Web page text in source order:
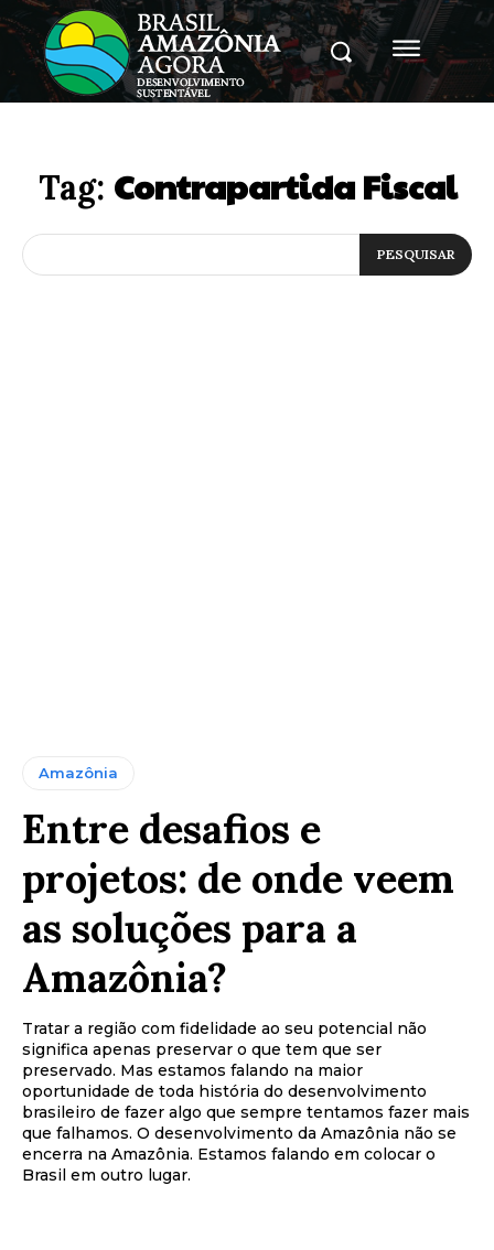
Tag: Contrapartida Fiscal
PESQUISAR
Amazônia
Entre desafios e
projetos: de onde veem
as soluções para a
Amazônia?
Tratar a região com fidelidade ao seu potencial não
significa apenas preservar o que tem que ser
preservado. Mas estamos falando na maior
oportunidade de toda história do desenvolvimento
brasileiro de fazer algo que sempre tentamos fazer mais
que falhamos. O desenvolvimento da Amazônia não se
encerra na Amazônia. Estamos falando em colocar o
Brasil em outro lugar.